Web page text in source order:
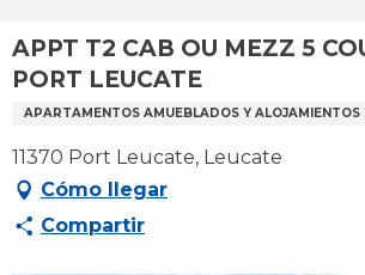
APPT T2 CAB OU MEZZ 5
PORT LEUCATE
APARTAMENTOS AMUEBLADOS Y ALOJAMIENTOS
11370 Port Leucate, Leucate
Cómo llegar
Compartir